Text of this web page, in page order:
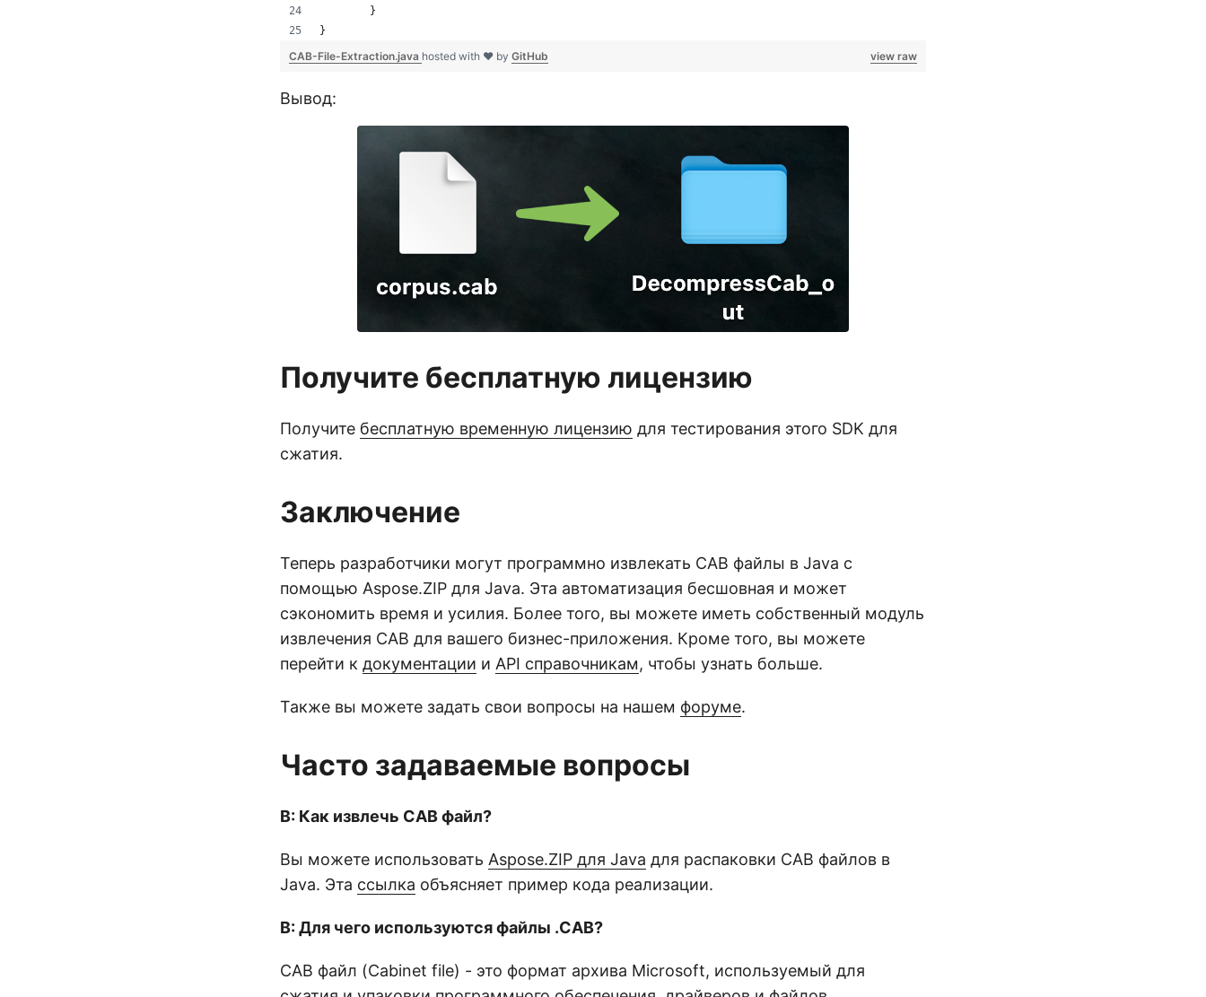
}
view raw
CAB-File-Extraction.java hosted with ❤ by GitHub
Вывод:
Получите бесплатную лицензию
Получите бесплатную временную лицензию для тестирования этого SDK для
сжатия.
Заключение
Теперь разработчики могут программно извлекать CAB файлы в Java с
помощью Aspose.ZIP для Java. Эта автоматизация бесшовная и может
сэкономить время и усилия. Более того, вы можете иметь собственный модуль
извлечения CAB для вашего бизнес-приложения. Кроме того, вы можете
перейти к документации и API справочникам, чтобы узнать больше.
Также вы можете задать свои вопросы на нашем форуме.
Часто задаваемые вопросы
В: Как извлечь CAB файл?
Вы можете использовать Aspose.ZIP для Java для распаковки CAB файлов в
Java. Эта ссылка объясняет пример кода реализации.
В: Для чего используются файлы .CAB?
CAB файл (Cabinet file) - это формат архива Microsoft, используемый для